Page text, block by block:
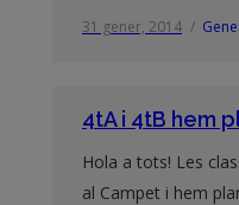
31 gener, 2014
4tA i 4tB hem
Hola a tots! Les
al Campet i hem